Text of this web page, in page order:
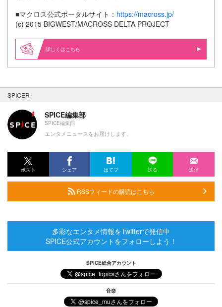
■マクロス公式ポータルサイト： https://macross.jp/
(c) 2015 BIGWEST/MACROSS DELTA PROJECT
詳しくはこちら
SPICER
SPICE編集部
SPICE編集部
エンタメニュースをお届けします。
ポスト シェア はてブ 送る 送信
RSSフィードの購読はこちら
多彩なエンタメ情報をTwitterで発信中
SPICE公式アカウントをフォローしよう！
SPICE総合アカウント
音楽